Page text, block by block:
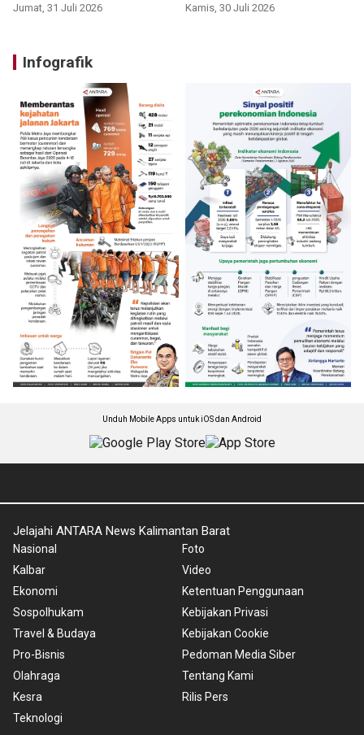
Jumat, 31 Juli 2026 Kamis, 30 Juli 2026
Infografik
Unduh Mobile Apps untuk iOS dan Android
Jelajahi ANTARA News Kalimantan Barat
Nasional
Kalbar
Ekonomi
Sospolhukam
Travel & Budaya
Pro-Bisnis
Olahraga
Kesra
Teknologi
Foto
Video
Ketentuan Penggunaan
Kebijakan Privasi
Kebijakan Cookie
Pedoman Media Siber
Tentang Kami
Rilis Pers